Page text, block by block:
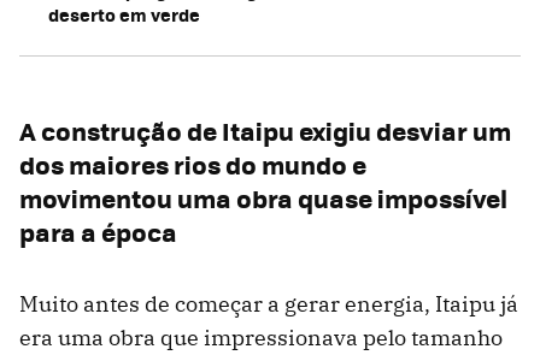
deserto em verde
A construção de Itaipu exigiu desviar um
dos maiores rios do mundo e
movimentou uma obra quase impossível
para a época
Muito antes de começar a gerar energia, Itaipu já
era uma obra que impressionava pelo tamanho